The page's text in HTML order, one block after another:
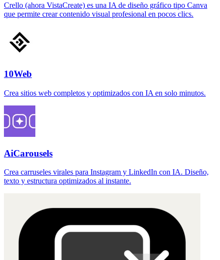
Crello (ahora VistaCreate) es una IA de diseño gráfico tipo Canva
que permite crear contenido visual profesional en pocos clics.
10Web
Crea sitios web completos y optimizados con IA en solo minutos.
AiCarousels
Crea carruseles virales para Instagram y LinkedIn con IA. Diseño,
texto y estructura optimizados al instante.